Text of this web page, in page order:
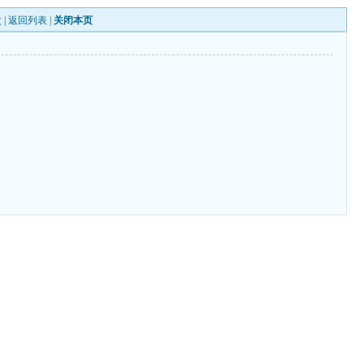
|返回列表 关闭本页